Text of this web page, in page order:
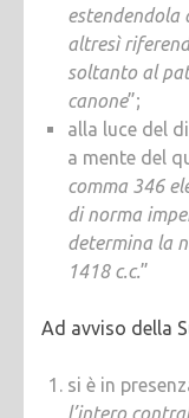
altresì
soltanto al
canone”;
alla luce del
a mente del
comma 346
di norma
determina la
1418 c.c.”
Ad avviso della
si è in
l’intero